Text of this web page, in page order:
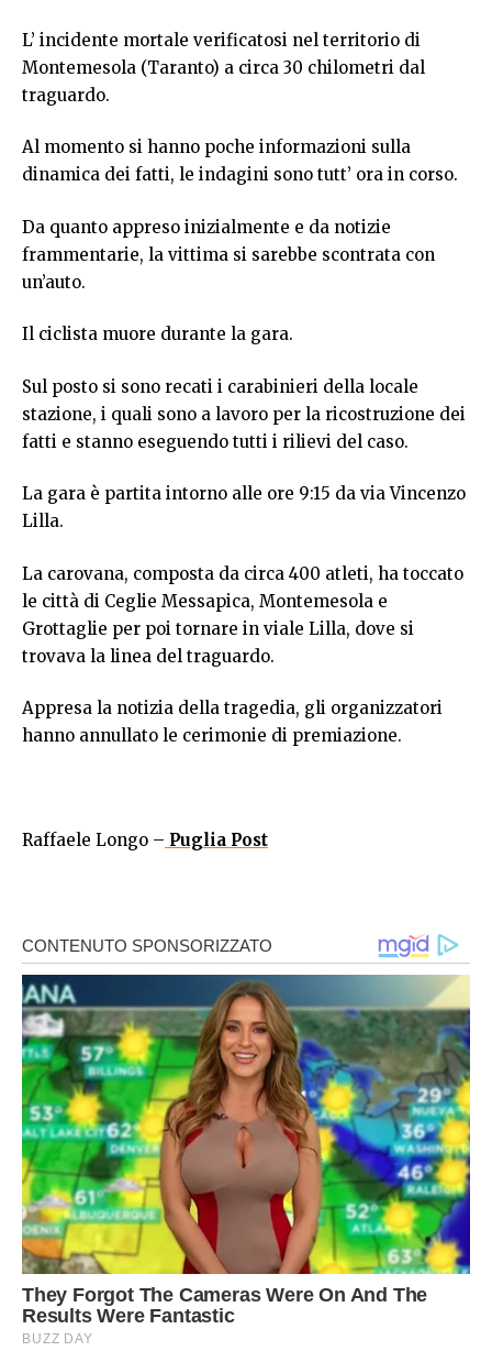
L’ incidente mortale verificatosi nel territorio di
Montemesola (Taranto) a circa 30 chilometri dal
traguardo.
Al momento si hanno poche informazioni sulla
dinamica dei fatti, le indagini sono tutt’ ora in corso.
Da quanto appreso inizialmente e da notizie
frammentarie, la vittima si sarebbe scontrata con
un’auto.
Il ciclista muore durante la gara.
Sul posto si sono recati i carabinieri della locale
stazione, i quali sono a lavoro per la ricostruzione dei
fatti e stanno eseguendo tutti i rilievi del caso.
La gara è partita intorno alle ore 9:15 da via Vincenzo
Lilla.
La carovana, composta da circa 400 atleti, ha toccato
le città di Ceglie Messapica, Montemesola e
Grottaglie per poi tornare in viale Lilla, dove si
trovava la linea del traguardo.
Appresa la notizia della tragedia, gli organizzatori
hanno annullato le cerimonie di premiazione.
Raffaele Longo – Puglia Post